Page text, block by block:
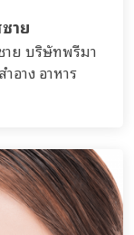
าย
าย บริษัทพรีมา
อาง อาหาร